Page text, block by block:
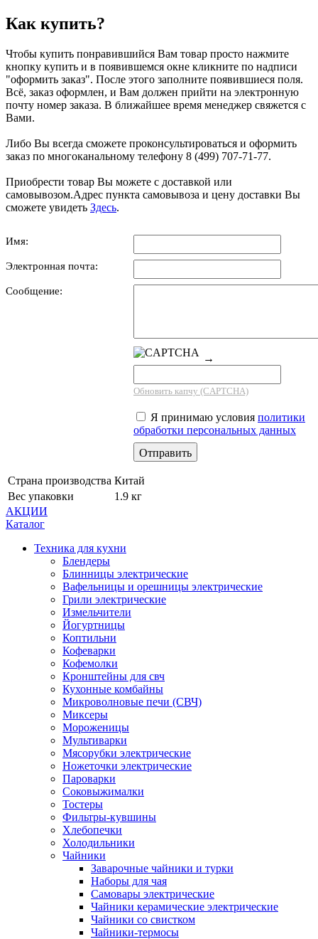
Как купить?
Чтобы купить понравившийся Вам товар просто нажмите
кнопку купить и в появившемся окне кликните по надписи
"оформить заказ". После этого заполните появившиеся поля.
Всё, заказ оформлен, и Вам должен прийти на электронную
почту номер заказа. В ближайшее время менеджер свяжется с
Вами.
Либо Вы всегда сможете проконсультироваться и оформить
заказ по многоканальному телефону 8 (499) 707-71-77.
Приобрести товар Вы можете с доставкой или
самовывозом.Адрес пункта самовывоза и цену доставки Вы
сможете увидеть Здесь.
Имя:
Электронная почта:
Сообщение:
→
Обновить капчу (CAPTCHA)
Я принимаю условия политики
обработки персональных данных
Страна производства Китай
Вес упаковки
1.9 кг
АКЦИИ
Каталог
Техника для кухни
Блендеры
Блинницы электрические
Вафельницы и орешницы электрические
Грили электрические
Измельчители
Йогуртницы
Коптильни
Кофеварки
Кофемолки
Кронштейны для свч
Кухонные комбайны
Микроволновые печи (СВЧ)
Миксеры
Мороженицы
Мультиварки
Мясорубки электрические
Ножеточки электрические
Пароварки
Соковыжималки
Тостеры
Фильтры-кувшины
Хлебопечки
Холодильники
Чайники
Заварочные чайники и турки
Наборы для чая
Самовары электрические
Чайники керамические электрические
Чайники со свистком
Чайники-термосы